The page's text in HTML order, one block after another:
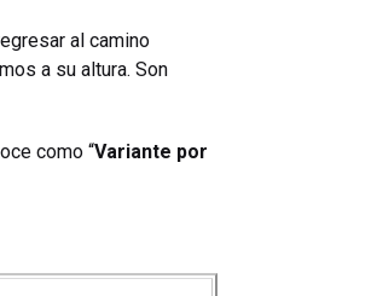
al camino
a su altura. Son
como “Variante por